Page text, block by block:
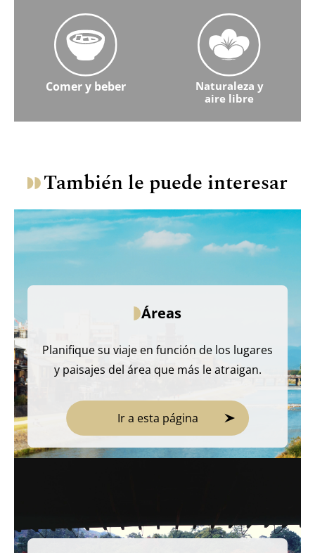
Comer y beber
Naturaleza y
aire libre
También le puede interesar
Áreas
Planifique su viaje en función de los lugares
y paisajes del área que más le atraigan.
Ir a esta página